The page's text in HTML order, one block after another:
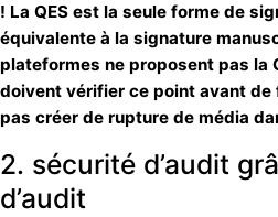
! La QES est la seule forme de
équivalente à la signature
plateformes ne proposent pas la
doivent vérifier ce point avant de
pas créer de rupture de média
2. sécurité d’audit
d’audit